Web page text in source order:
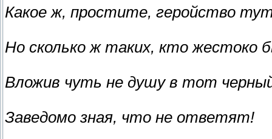
Какое ж, простите, геройство
Но сколько ж таких, кто жестоко
Вложив чуть не душу в тот
Заведомо зная, что не ответят!